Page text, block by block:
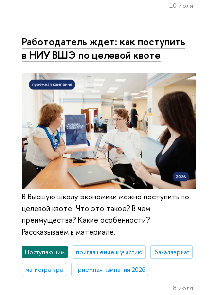
10 июля
Работодатель ждет: как поступить
в НИУ ВШЭ по целевой квоте
В Высшую школу экономики можно поступить по
целевой квоте. Что это такое? В чем
преимущества? Какие особенности?
Рассказываем в материале.
Поступающим приглашение к участию бакалавриат
магистратура приемная кампания 2026
8 июля